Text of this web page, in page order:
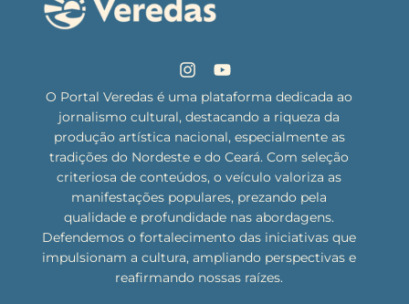
O Portal Veredas é uma plataforma dedicada ao
jornalismo cultural, destacando a riqueza da
produção artística nacional, especialmente as
tradições do Nordeste e do Ceará. Com seleção
criteriosa de conteúdos, o veículo valoriza as
manifestações populares, prezando pela
qualidade e profundidade nas abordagens.
Defendemos o fortalecimento das iniciativas que
impulsionam a cultura, ampliando perspectivas e
reafirmando nossas raízes.